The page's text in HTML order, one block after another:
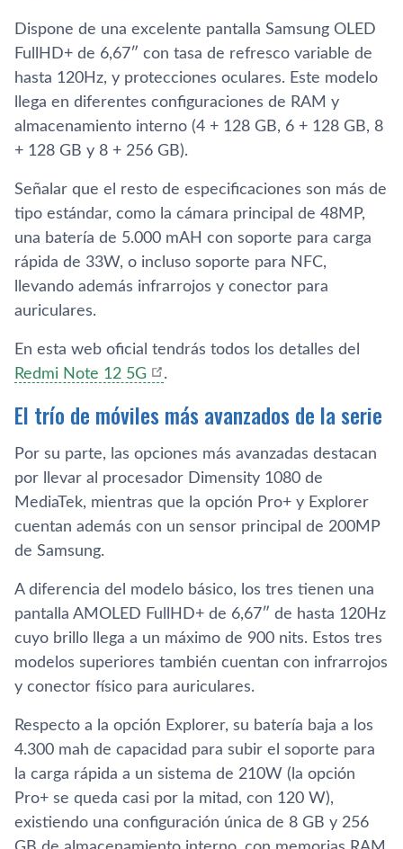
Dispone de una excelente pantalla Samsung OLED
FullHD+ de 6,67″ con tasa de refresco variable de
hasta 120Hz, y protecciones oculares. Este modelo
llega en diferentes configuraciones de RAM y
almacenamiento interno (4 + 128 GB, 6 + 128 GB, 8
+ 128 GB y 8 + 256 GB).
Señalar que el resto de especificaciones son más de
tipo estándar, como la cámara principal de 48MP,
una batería de 5.000 mAH con soporte para carga
rápida de 33W, o incluso soporte para NFC,
llevando además infrarrojos y conector para
auriculares.
En esta web oficial tendrás todos los detalles del
Redmi Note 12 5G
.
El trío de móviles más avanzados de la serie
Por su parte, las opciones más avanzadas destacan
por llevar al procesador Dimensity 1080 de
MediaTek, mientras que la opción Pro+ y Explorer
cuentan además con un sensor principal de 200MP
de Samsung.
A diferencia del modelo básico, los tres tienen una
pantalla AMOLED FullHD+ de 6,67″ de hasta 120Hz
cuyo brillo llega a un máximo de 900 nits. Estos tres
modelos superiores también cuentan con infrarrojos
y conector físico para auriculares.
Respecto a la opción Explorer, su batería baja a los
4.300 mah de capacidad para subir el soporte para
la carga rápida a un sistema de 210W (la opción
Pro+ se queda casi por la mitad, con 120 W),
existiendo una configuración única de 8 GB y 256